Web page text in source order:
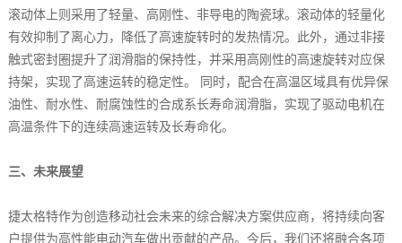
滚动体上则采用了轻量、高刚性、非导电的陶瓷球。滚动体的轻量化
有效抑制了离心力，降低了高速旋转时的发热情况。此外，通过非接
触式密封圈提升了润滑脂的保持性，并采用高刚性的高速旋转对应保
持架，实现了高速运转的稳定性。 同时，配合在高温区域具有优异保
油性、耐水性、耐腐蚀性的合成系长寿命润滑脂，实现了驱动电机在
高温条件下的连续高速运转及长寿命化。
三、未来展望
捷太格特作为创造移动社会未来的综合解决方案供应商，将持续向客
户提供为高性能电动汽车做出贡献的产品。今后，我们还将融合各项